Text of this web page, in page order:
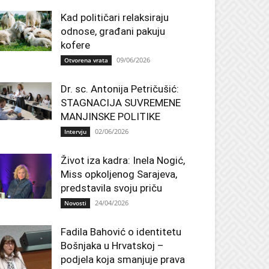
Kad političari relaksiraju
odnose, građani pakuju
kofere
Otvorena vrata 09/06/2026
Dr. sc. Antonija Petričušić:
STAGNACIJA SUVREMENE
MANJINSKE POLITIKE
Intervju 02/06/2026
Život iza kadra: Inela Nogić,
Miss opkoljenog Sarajeva,
predstavila svoju priču
Novosti 24/04/2026
Fadila Bahović o identitetu
Bošnjaka u Hrvatskoj –
podjela koja smanjuje prava